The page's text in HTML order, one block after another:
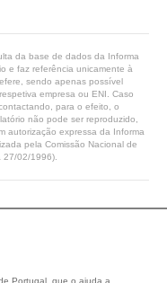
da base de dados da Informa
e faz referência unicamente à
sendo apenas possível
empresa ou ENI. Caso
para o efeito, o
não pode ser reproduzido,
autorização expressa da Informa
pela Comissão Nacional de
27/02/1996).